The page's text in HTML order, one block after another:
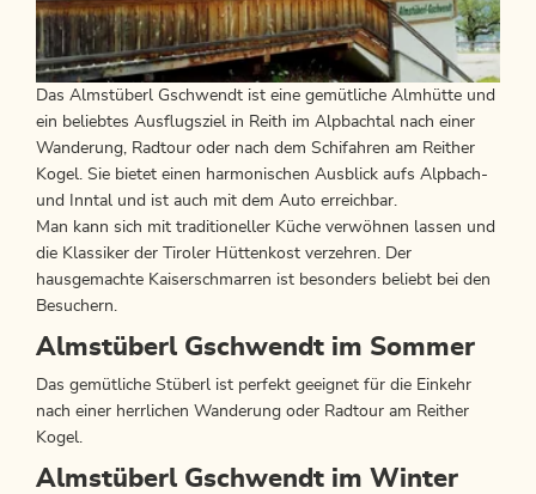
Das Almstüberl Gschwendt ist eine gemütliche Almhütte und
ein beliebtes Ausflugsziel in Reith im Alpbachtal nach einer
Wanderung, Radtour oder nach dem Schifahren am Reither
Kogel. Sie bietet einen harmonischen Ausblick aufs Alpbach-
und Inntal und ist auch mit dem Auto erreichbar.
Man kann sich mit traditioneller Küche verwöhnen lassen und
die Klassiker der Tiroler Hüttenkost verzehren. Der
hausgemachte Kaiserschmarren ist besonders beliebt bei den
Besuchern.
Almstüberl Gschwendt im Sommer
Das gemütliche Stüberl ist perfekt geeignet für die Einkehr
nach einer herrlichen Wanderung oder Radtour am Reither
Kogel.
Almstüberl Gschwendt im Winter